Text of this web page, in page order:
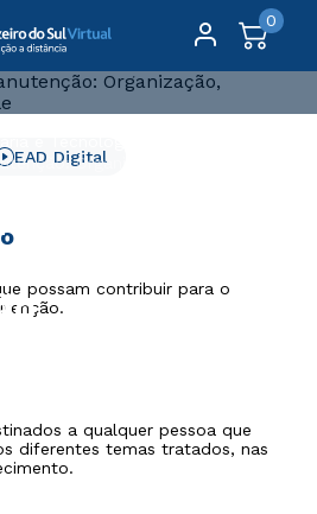
0
Organização,
de
EAD Digital
possam contribuir para o
a qualquer pessoa que
diferentes temas tratados, nas